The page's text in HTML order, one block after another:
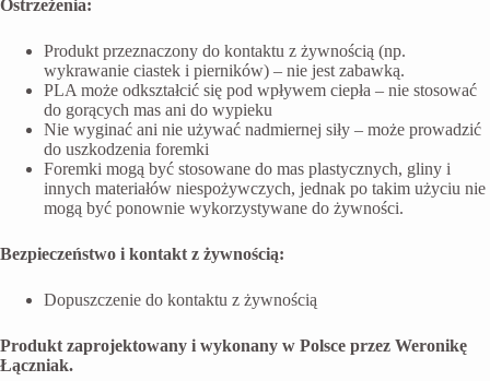
Ostrzeżenia:
Produkt przeznaczony do kontaktu z żywnością (np.
wykrawanie ciastek i pierników) – nie jest zabawką.
PLA może odkształcić się pod wpływem ciepła – nie stosować
do gorących mas ani do wypieku
Nie wyginać ani nie używać nadmiernej siły – może prowadzić
do uszkodzenia foremki
Foremki mogą być stosowane do mas plastycznych, gliny i
innych materiałów niespożywczych, jednak po takim użyciu nie
mogą być ponownie wykorzystywane do żywności.
Bezpieczeństwo i kontakt z żywnością:
Dopuszczenie do kontaktu z żywnością
Produkt zaprojektowany i wykonany w Polsce przez Weronikę
Łączniak.